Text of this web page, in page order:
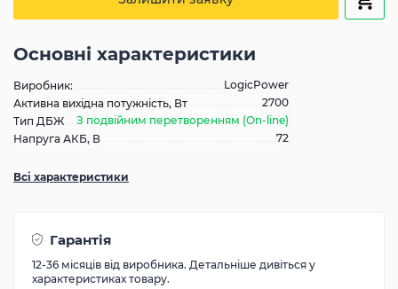
Основні характеристики
Виробник:
LogicPower
Активна вихідна потужність, Вт
2700
Тип ДБЖ
З подвійним перетворенням (On-line)
Напруга АКБ, В
72
Всі характеристики
Гарантія
12-36 місяців від виробника. Детальніше дивіться у
характеристиках товару.